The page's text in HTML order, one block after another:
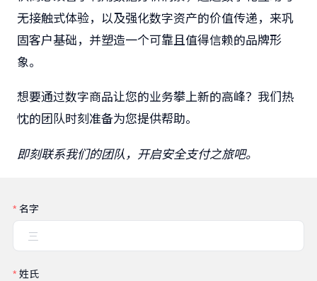
无接触式体验，以及强化数字资产的价值传递，来巩
固客户基础，并塑造一个可靠且值得信赖的品牌形
象。
想要通过数字商品让您的业务攀上新的高峰？我们热
忱的团队时刻准备为您提供帮助。
即刻联系我们的团队，开启安全支付之旅吧。
名字
姓氏